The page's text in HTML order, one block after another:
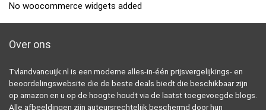
No woocommerce widgets added
Over ons
Tvlandvancuijk.nl is een moderne alles-in-één prijsvergelijkings- en
beoordelingswebsite die de beste deals biedt die beschikbaar zijn
op amazon en u op de hoogte houdt via de laatst toegevoegde blogs.
Alle afbeeldingen zijn auteursrechtelijk beschermd door hun